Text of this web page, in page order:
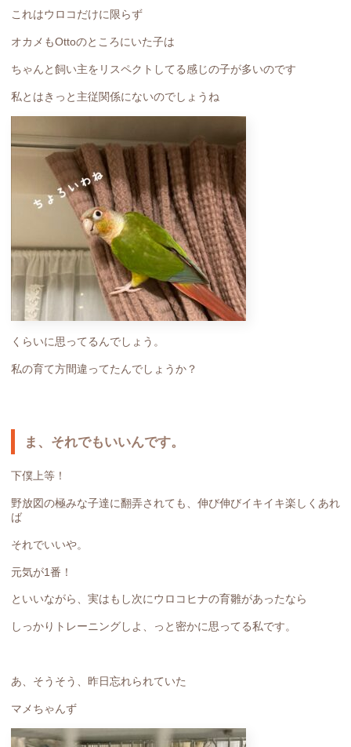
これはウロコだけに限らず
オカメもOttoのところにいた子は
ちゃんと飼い主をリスペクトしてる感じの子が多いのです
私とはきっと主従関係にないのでしょうね
くらいに思ってるんでしょう。
私の育て方間違ってたんでしょうか？
ま、それでもいいんです。
下僕上等！
野放図の極みな子達に翻弄されても、伸び伸びイキイキ楽しくあれ
ば
それでいいや。
元気が1番！
といいながら、実はもし次にウロコヒナの育雛があったなら
しっかりトレーニングしよ、っと密かに思ってる私です。
あ、そうそう、昨日忘れられていた
マメちゃんず